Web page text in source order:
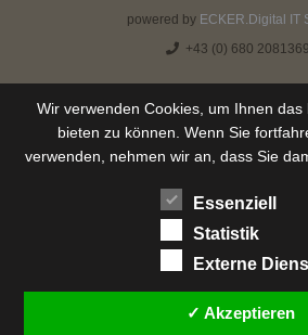
powered by ECKER.Digital IT
+43 (0) 680
Wir verwenden Cookies, um Ihnen
bieten zu können. Wenn Sie
verwenden, nehmen wir an, dass Sie
Essenziell
Statistik
Externe
✓ Akzeptieren